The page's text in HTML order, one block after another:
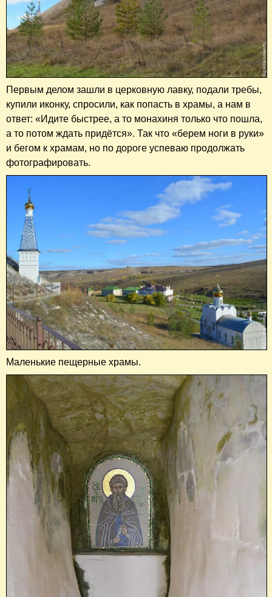
Первым делом зашли в церковную лавку, подали требы,
купили иконку, спросили, как попасть в храмы, а нам в
ответ: «Идите быстрее, а то монахиня только что пошла,
а то потом ждать придётся». Так что «берем ноги в руки»
и бегом к храмам, но по дороге успеваю продолжать
фотографировать.
Маленькие пещерные храмы.